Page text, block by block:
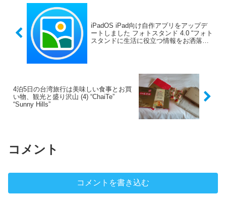
iPadOS iPad向け自作アプリをアップデ
ートしました フォトスタンド 4.0 “フォト
スタンドに生活に役立つ情報をお洒落に
4泊5日の台湾旅行は美味しい食事とお買
い物、観光と盛り沢山 (4) “ChaiTe”
“Sunny Hills”
コメント
コメントを書き込む